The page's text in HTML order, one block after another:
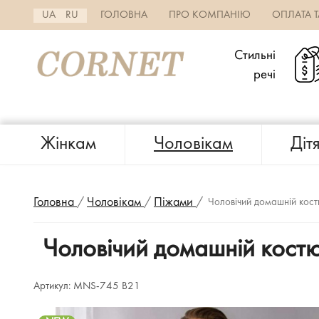
UA RU ГОЛОВНА ПРО КОМПАНІЮ ОПЛАТА
Стильні
речі
Жінкам Чоловікам
Головна / Чоловікам / Піжами / Чоловічий домашній
Чоловічий домашній
Артикул: MNS-745 B21